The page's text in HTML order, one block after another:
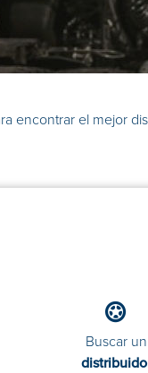
encontrar el mejor
Buscar un